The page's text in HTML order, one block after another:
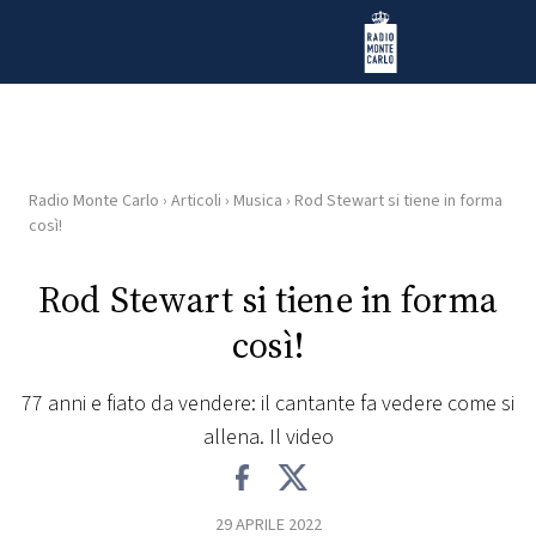
Radio Monte Carlo
HOME
RADIO
Radio Monte Carlo › Articoli › Musica › Rod Stewart si tiene in forma
così!
Rod Stewart si tiene in forma
così!
77 anni e fiato da vendere: il cantante fa vedere come si
allena. Il video
29 APRILE 2022